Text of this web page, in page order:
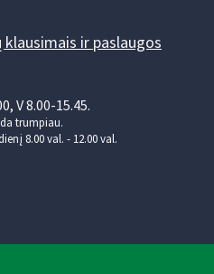
ir paslaugos
V 8.00-15.45.
trumpiau.
8.00 val. - 12.00 val.